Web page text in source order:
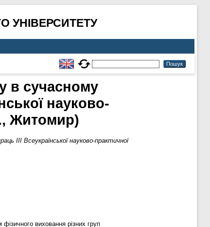
УНІВЕРСИТЕТУ
в сучасному
науково-
Житомир)
III Всеукраїнської науково-практичної
виховання різних груп